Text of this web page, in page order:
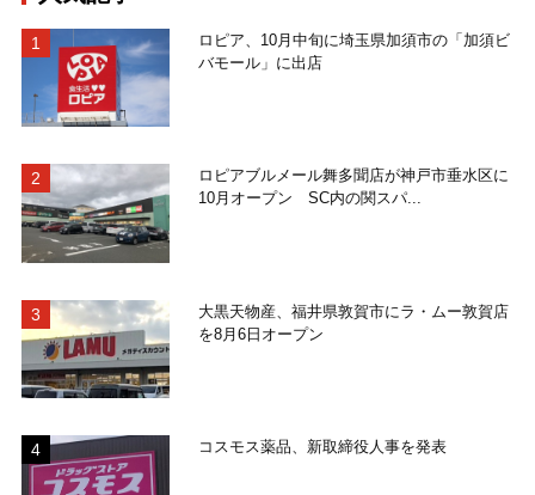
ロピア、10月中旬に埼玉県加須市の「加須ビ
バモール」に出店
ロピアブルメール舞多聞店が神戸市垂水区に
10月オープン SC内の関スパ...
大黒天物産、福井県敦賀市にラ・ムー敦賀店
を8月6日オープン
コスモス薬品、新取締役人事を発表